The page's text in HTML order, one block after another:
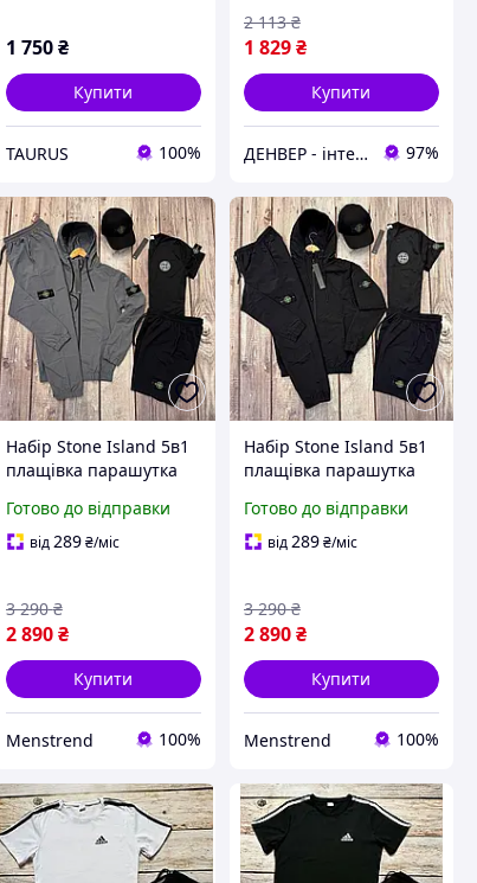
1 750 ₴
Купити
TAURUS 100%
1 829₴
2 113 ₴
Купити
ДЕНВЕР - інтернет-магазин преміальної якості та доступних цін! 97%
Набір Stone Island 5в1
плащівка парашутка
футболка + шорти +
кепка, костюм
Готово до відправки
від289 ₴/міс
2 890 ₴
3 290 ₴
Купити
Menstrend 100%
Набір Stone Island 5в1
плащівка парашутка
футболка + шорти +
кепка, костюм
Готово до відправки
від289₴/міс
2 890₴
3 290 ₴
Купити
Menstrend 100%